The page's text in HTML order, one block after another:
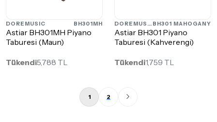
DOREMUSIC BH301MH
Astiar BH301MH Piyano
Taburesi (Maun)
Tükendi5,788 TL
DOREMUSIC BH301 MAHOGANY
Astiar BH301 Piyano
Taburesi (Kahverengi)
Tükendi1,759 TL
1 2